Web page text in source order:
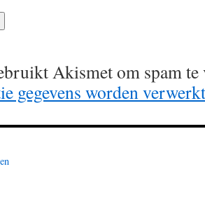
Akismet om spam
gegevens worden verwerkt